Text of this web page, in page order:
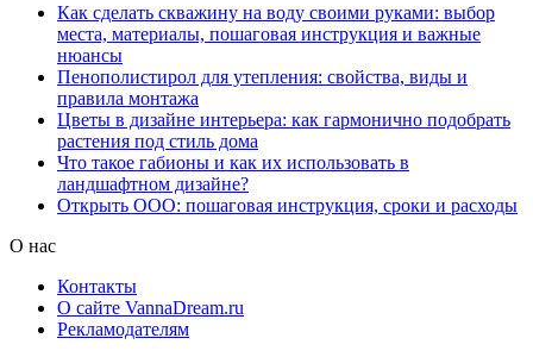
Как сделать скважину на воду своими руками: выбор
места, материалы, пошаговая инструкция и важные
нюансы
Пенополистирол для утепления: свойства, виды и
правила монтажа
Цветы в дизайне интерьера: как гармонично подобрать
растения под стиль дома
Что такое габионы и как их использовать в
ландшафтном дизайне?
Открыть ООО: пошаговая инструкция, сроки и расходы
О нас
Контакты
О сайте VannaDream.ru
Рекламодателям